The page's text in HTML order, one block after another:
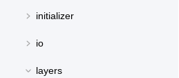
initializer
io
layers